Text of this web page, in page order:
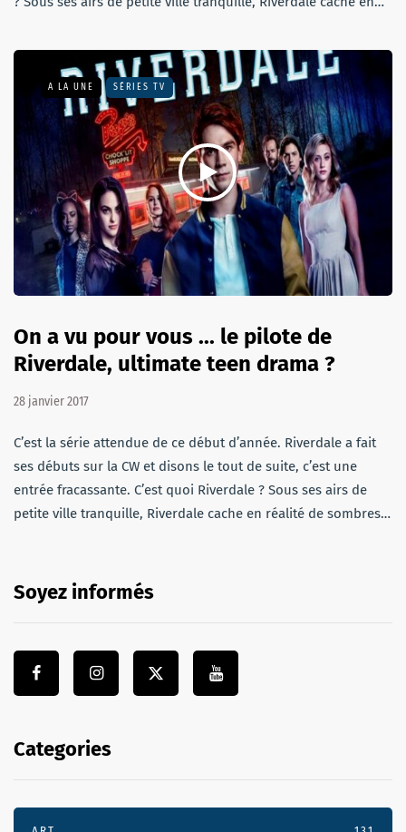
A LA UNE SÉRIES TV
On a vu pour vous ... le pilote de
Riverdale, ultimate teen drama ?
28 janvier 2017
C’est la série attendue de ce début d’année. Riverdale a fait
ses débuts sur la CW et disons le tout de suite, c’est une
entrée fracassante. C’est quoi Riverdale ? Sous ses airs de
petite ville tranquille, Riverdale cache en réalité de sombres…
Soyez informés
Categories